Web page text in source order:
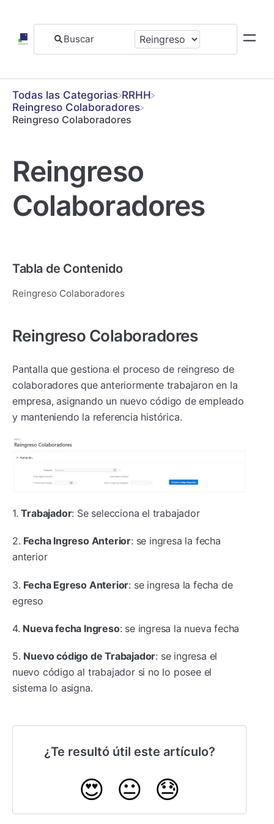
Todas las Categorias ​RRHH
​Reingreso Colaboradores
Reingreso Colaboradores
Reingreso
Colaboradores
Tabla de Contenido
Reingreso Colaboradores
Reingreso Colaboradores
Pantalla que gestiona el proceso de reingreso de
colaboradores que anteriormente trabajaron en la
empresa, asignando un nuevo código de empleado
y manteniendo la referencia histórica.
1.Trabajador: Se selecciona el trabajador
2. Fecha Ingreso Anterior: se ingresa la fecha
anterior
3. Fecha Egreso Anterior: se ingresa la fecha de
egreso
4. Nueva fecha Ingreso: se ingresa la nueva fecha
5. Nuevo código de Trabajador: se ingresa el
nuevo código al trabajador si no lo posee el
sistema lo asigna.
¿Te resultó útil este artículo?
😍 😐 😓